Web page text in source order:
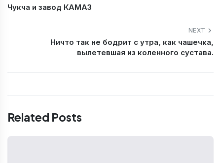
Чукча и завод КАМАЗ
NEXT
Ничто так не бодрит с утра, как чашечка,
вылетевшая из коленного сустава.
Related Posts